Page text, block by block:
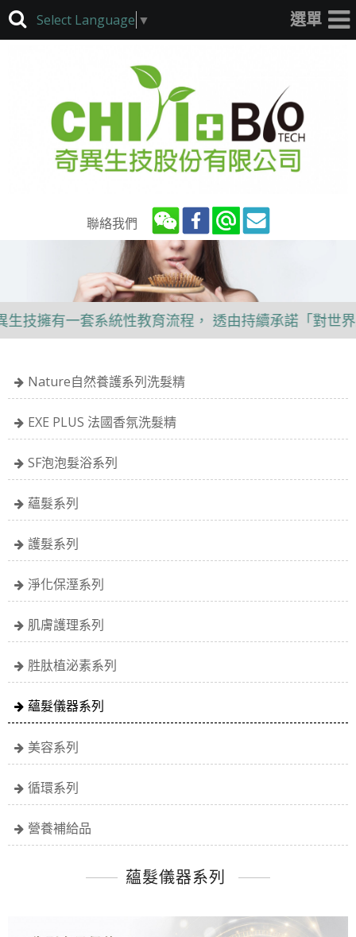
Select Language ▼
聯絡我們
有一套系統性教育流程， 透由持續承諾「對世界友
Nature自然養護系列洗髮精
EXE PLUS 法國香氛洗髮精
SF泡泡髮浴系列
蘊髮系列
護髮系列
淨化保溼系列
肌膚護理系列
胜肽植泌素系列
蘊髮儀器系列
美容系列
循環系列
營養補給品
蘊髮儀器系列